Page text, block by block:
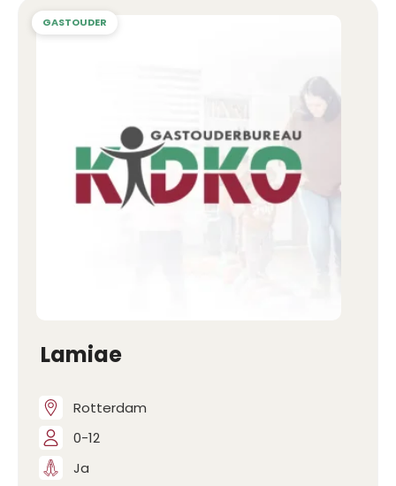
Lamiae
Rotterdam
0-12
Ja